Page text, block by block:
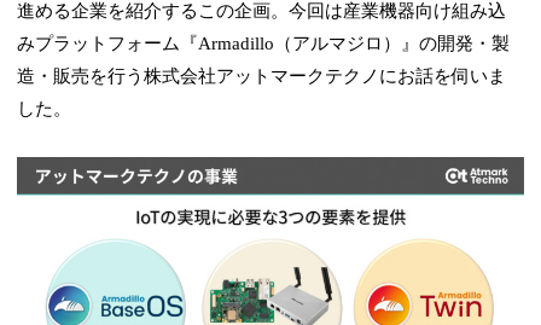
進める企業を紹介するこの企画。今回は産業機器向け組み込
みプラットフォーム『Armadillo（アルマジロ）』の開発・製
造・販売を行う株式会社アットマークテクノにお話を伺いま
した。